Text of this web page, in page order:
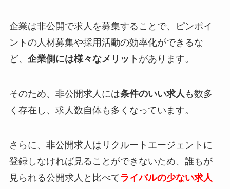
企業は非公開で求人を募集することで、ピンポイ
ントの人材募集や採用活動の効率化ができるな
ど、 企業側には様々なメリット があります。
そのため、非公開求人には条件のいい求人 も数多
く存在し、求人数自体も多くなっています。
さらに、非公開求人は リクルートエージェントに
登録しなければ見ることができないため、誰もが
見られる公開求人と比べて ライバルの少ない求人